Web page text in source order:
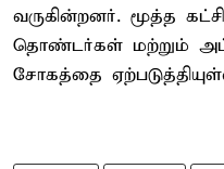
வருகின்றனர். மூத்த
தொண்டர்கள் மற்றும்
சோகத்தை